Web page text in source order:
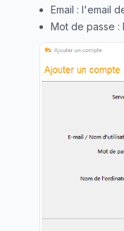
Email : l'email
Mot de passe